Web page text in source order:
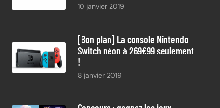
10 janvier 2019
[Bon plan] La console Nintendo
Switch néon à 269€99 seulement
!
8 janvier 2019